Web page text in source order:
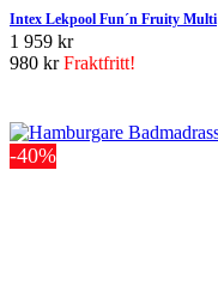
Intex Lekpool Fun´n Fruity Multi
1 959 kr
980 krFraktfritt!
-40%